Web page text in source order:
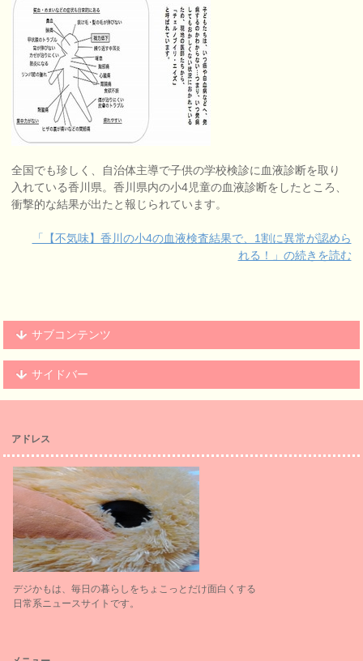
全国でも珍しく、自治体主導で子供の学校検診に血液診断を取り
入れている香川県。香川県内の小4児童の血液診断をしたところ、
衝撃的な結果が出たと報じられています。
「【不気味】香川の小4の血液検査結果で、1割に異常が認めら
れる！」の続きを読む
サブコンテンツ
サイドバー
アドレス
デジかもは、毎日の暮らしをちょこっとだけ面白くする
日常系ニュースサイトです。